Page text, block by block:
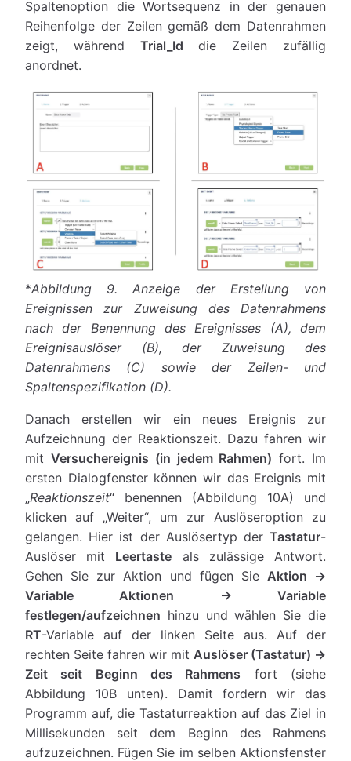
Spaltenoption die Wortsequenz in der genauen
Reihenfolge der Zeilen gemäß dem Datenrahmen
zeigt, während Trial_Id die Zeilen zufällig
anordnet.
*Abbildung 9.
Anzeige der Erstellung von
Ereignissen zur Zuweisung des Datenrahmens
nach der Benennung des Ereignisses (A), dem
Ereignisauslöser (B), der Zuweisung des
Datenrahmens (C) sowie der Zeilen- und
Spaltenspezifikation (D).
Danach erstellen wir ein neues Ereignis zur
Aufzeichnung der Reaktionszeit. Dazu fahren wir
mit Versuchereignis (in jedem Rahmen) fort. Im
ersten Dialogfenster können wir das Ereignis mit
„Reaktionszeit“ benennen (Abbildung 10A) und
klicken auf „Weiter“, um zur Auslöseroption zu
gelangen. Hier ist der Auslösertyp der Tastatur-
Auslöser mit Leertaste als zulässige Antwort.
Gehen Sie zur Aktion und fügen Sie Aktion →
Variable Aktionen → Variable
festlegen/aufzeichnen hinzu und wählen Sie die
RT-Variable auf der linken Seite aus. Auf der
rechten Seite fahren wir mit Auslöser (Tastatur) →
Zeit seit Beginn des Rahmens fort (siehe
Abbildung 10B unten). Damit fordern wir das
Programm auf, die Tastaturreaktion auf das Ziel in
Millisekunden seit dem Beginn des Rahmens
aufzuzeichnen. Fügen Sie im selben Aktionsfenster